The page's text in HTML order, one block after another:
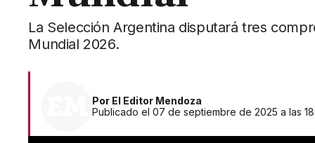
La Selección Argentina disputará tres
Mundial 2026.
Por El Editor Mendoza
Publicado el 07 de septiembre de 2025 a las